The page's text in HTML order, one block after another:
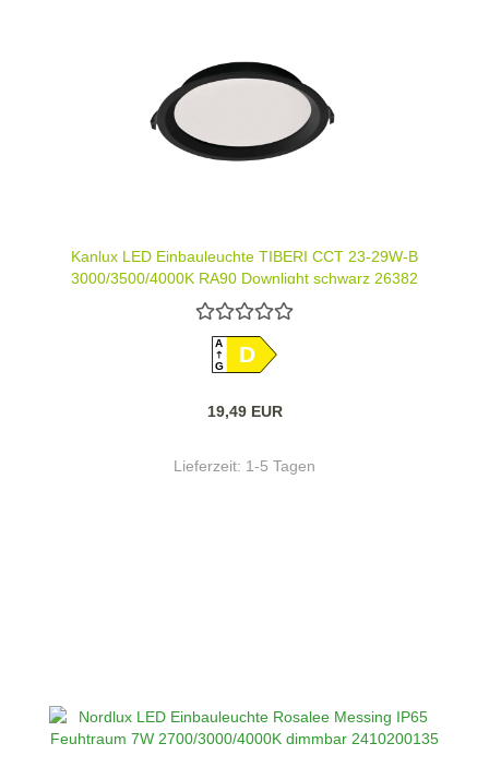
Kanlux LED Einbauleuchte TIBERI CCT 23-29W-B
3000/3500/4000K RA90 Downlight schwarz 26382
A
GD
19,49 EUR
Lieferzeit: 1-5 Tagen